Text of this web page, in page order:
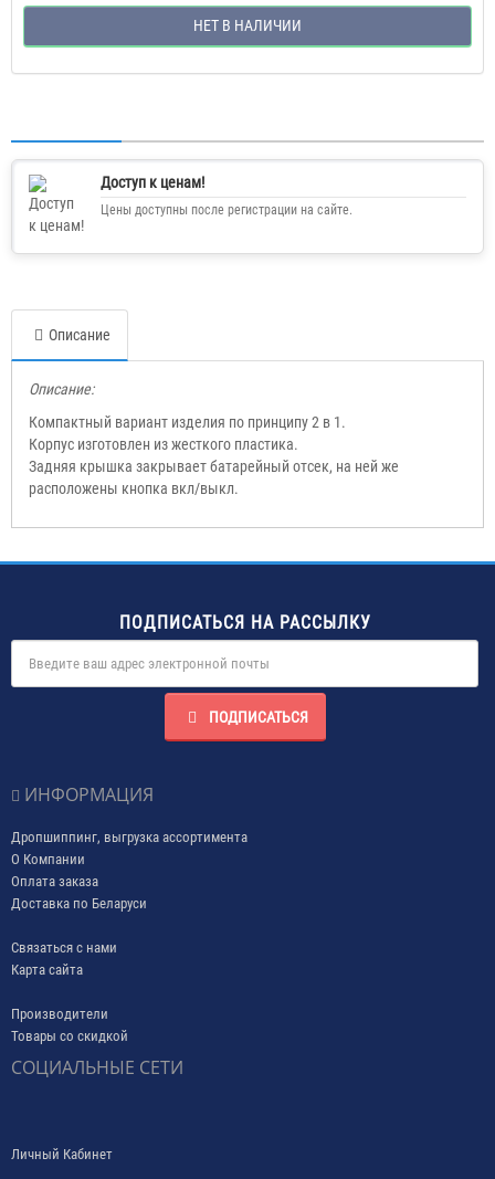
НЕТ В НАЛИЧИИ
Доступ к ценам!
Цены доступны после регистрации на сайте.
Описание
Описание:
Компактный вариант изделия по принципу 2 в 1.
Корпус изготовлен из жесткого пластика.
Задняя крышка закрывает батарейный отсек, на ней же
расположены кнопка вкл/выкл.
ПОДПИСАТЬСЯ НА РАССЫЛКУ
ПОДПИСАТЬСЯ
ИНФОРМАЦИЯ
Дропшиппинг, выгрузка ассортимента
О Компании
Оплата заказа
Доставка по Беларуси
Связаться с нами
Карта сайта
Производители
Товары со скидкой
СОЦИАЛЬНЫЕ СЕТИ
Личный Кабинет